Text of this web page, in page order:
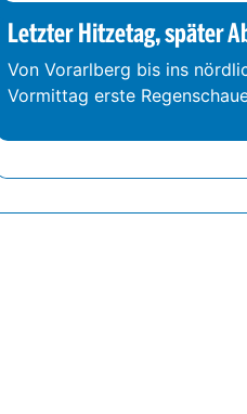
Letzter Hitzetag, später
Von Vorarlberg bis ins
Vormittag erste